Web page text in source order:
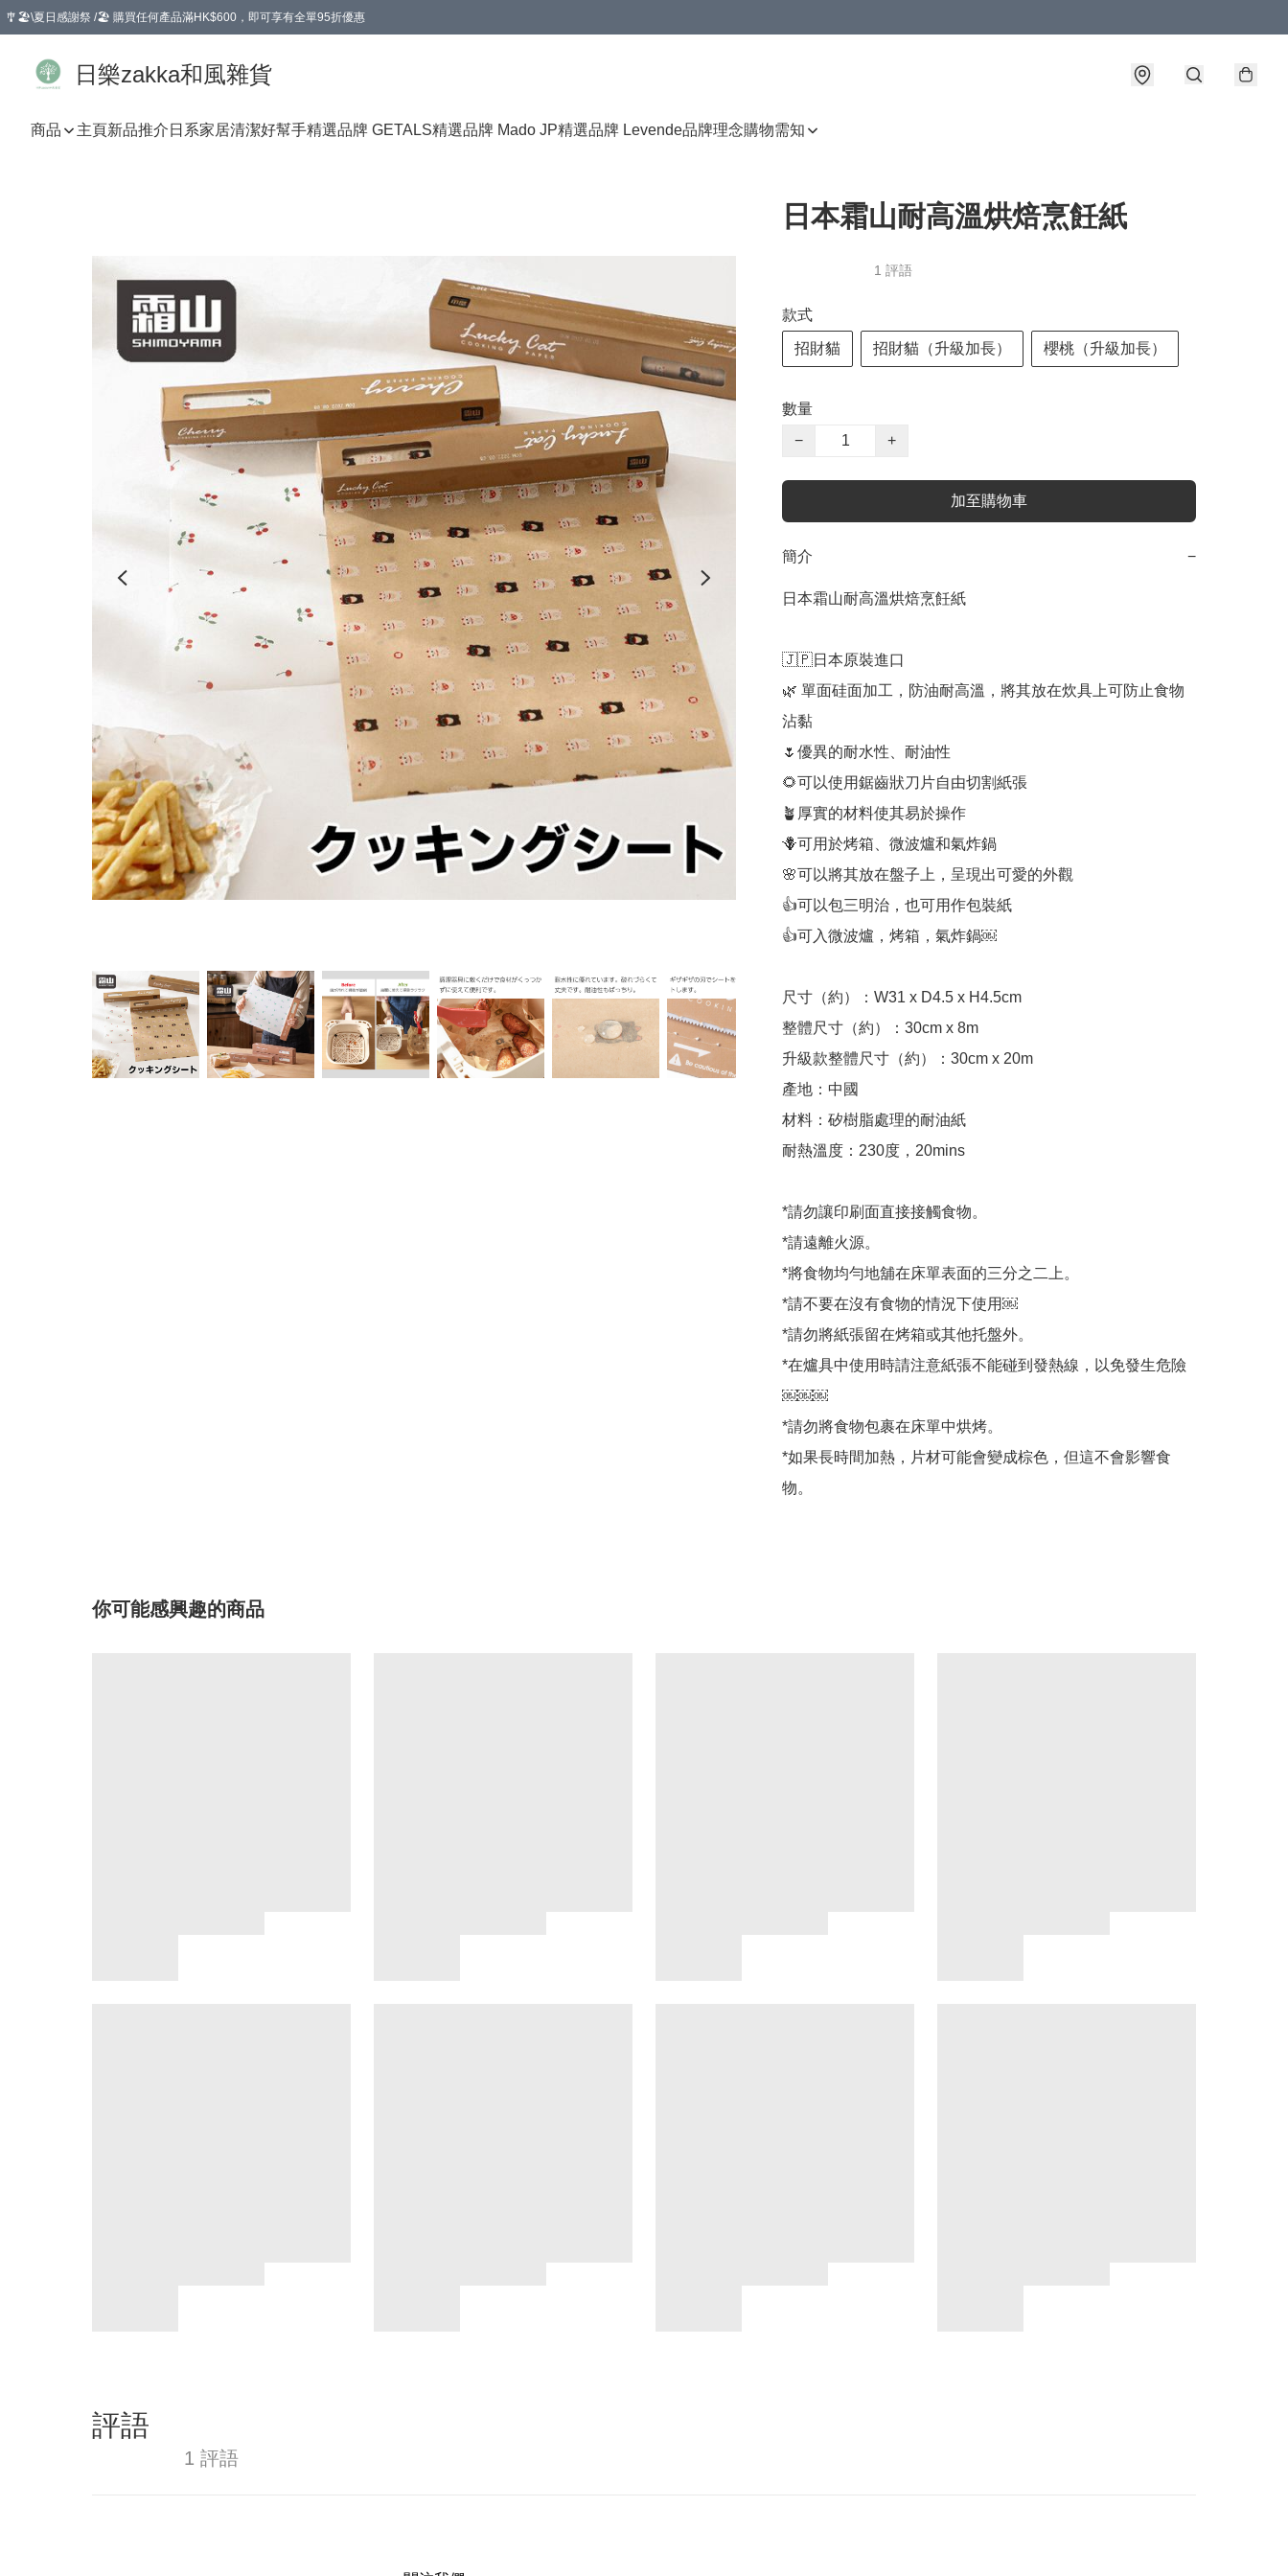
🎐🏖️\夏日感謝祭 /🏖️ 購買任何產品滿HK$600，即可享有全單95折優惠
日樂zakka和風雜貨
商品 主頁新品推介 日系家居清潔好幫手精選品牌 GETALS精選品牌 Mado JP精選品牌 Levende品牌理念購物需知
日本霜山耐高溫烘焙烹飪紙
1 評語
款式
招財貓 招財貓（升級加長） 櫻桃（升級加長）
數量
−
+
加至購物車
簡介 −
日本霜山耐高溫烘焙烹飪紙
🇯🇵日本原裝進口
🌿 單面硅面加工，防油耐高溫，將其放在炊具上可防止食物
沾黏
🌷優異的耐水性、耐油性
🌻可以使用鋸齒狀刀片自由切割紙張
🪴厚實的材料使其易於操作
🪻可用於烤箱、微波爐和氣炸鍋
🌸可以將其放在盤子上，呈現出可愛的外觀
👍可以包三明治，也可用作包裝紙
👍可入微波爐，烤箱，氣炸鍋￼
尺寸（約）：W31 x D4.5 x H4.5cm
整體尺寸（約）：30cm x 8m
升級款整體尺寸（約）：30cm x 20m
產地：中國
材料：矽樹脂處理的耐油紙
耐熱溫度：230度，20mins
*請勿讓印刷面直接接觸食物。
*請遠離火源。
*將食物均勻地舖在床單表面的三分之二上。
*請不要在沒有食物的情況下使用￼
*請勿將紙張留在烤箱或其他托盤外。
*在爐具中使用時請注意紙張不能碰到發熱線，以免發生危險
￼￼￼
*請勿將食物包裹在床單中烘烤。
*如果長時間加熱，片材可能會變成棕色，但這不會影響食
你可能感興趣的商品
評語
1 評語